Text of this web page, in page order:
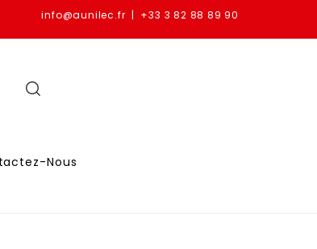
info@aunilec.fr | +33 3 82 88 89 90
Nous